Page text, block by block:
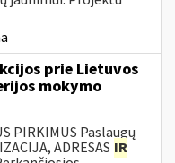
prie Lietuvos
mokymo
PIRKIMUS Paslaugų
ADRESAS IR